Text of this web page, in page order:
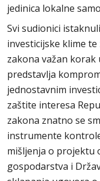
jedinica lokalne
Svi sudionici
investicijske klime
zakona važan korak
predstavlja
jednostavnim
zaštite interesa
zakona znatno se
instrumente
mišljenja o projektu
gospodarstva i